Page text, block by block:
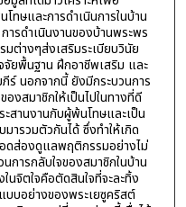
ทษและการดำเนินการในบ้าน
รดำเนินงานของบ้านพระพร
ต่างๆส่งเสริมระเบียบวินัย
ยพื้นฐาน ฝึกอาชีพเสริม และ
ร์ นอกจากนี้ ยังมีกระบวนการ
สมาชิกให้เป็นไปในทางที่ดี
สานงานกับผู้พ้นโทษและเป็น
ารวมตัวกันได้ ซึ่งทำให้เกิด
ดส่องดูแลพฤติกรรมอย่างไม่
การกลับใจของสมาชิกในบ้าน
จิตใจคือตัดสินใจที่จะละทิ้ง
บบอย่างของพระเยซูคริสต์